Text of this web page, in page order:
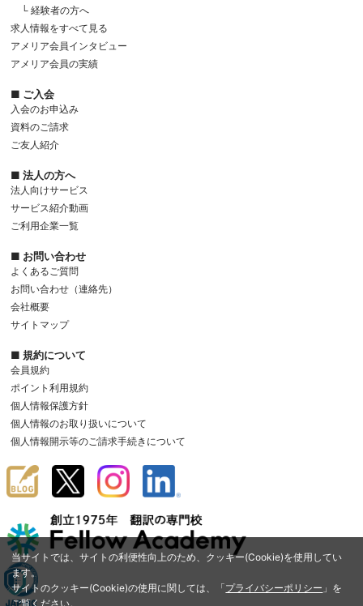
当サイトでは、サイトの利便性向上のため、クッキー(Cookie)を使用してい
ます。
サイトのクッキー(Cookie)の使用に関しては、「プライバシーポリシー 」を
ご覧ください。
└ 経験者の方へ
求人情報をすべて見る
アメリア会員インタビュー
アメリア会員の実績
■ ご入会
入会のお申込み
資料のご請求
ご友人紹介
■ 法人の方へ
法人向けサービス
サービス紹介動画
ご利用企業一覧
■ お問い合わせ
よくあるご質問
お問い合わせ（連絡先）
会社概要
サイトマップ
■ 規約について
会員規約
ポイント利用規約
個人情報保護方針
個人情報のお取り扱いについて
個人情報開示等のご請求手続きについて